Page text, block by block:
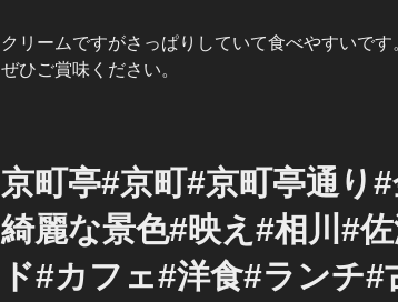
クリームですがさっぱりしていて食べやすいです
ぜひご賞味ください。
京町亭#京町#京町亭通り
綺麗な景色#映え#相川#
ド#カフェ#洋食#ランチ#